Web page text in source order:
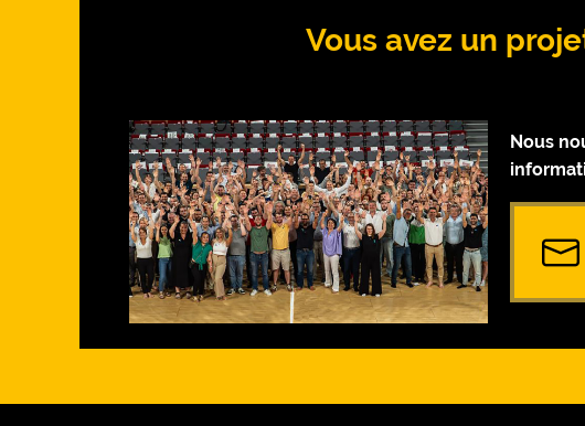
Vous avez un
Nous